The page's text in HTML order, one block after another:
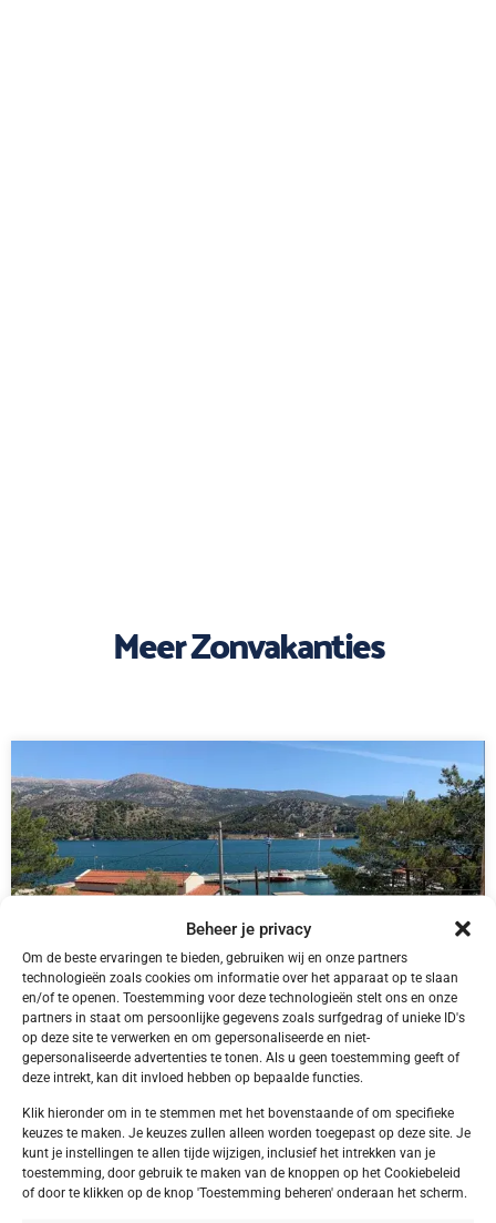
Beheer je privacy
Om de beste ervaringen te bieden, gebruiken wij en onze partners
technologieën zoals cookies om informatie over het apparaat op te slaan
en/of te openen. Toestemming voor deze technologieën stelt ons en onze
partners in staat om persoonlijke gegevens zoals surfgedrag of unieke ID's
op deze site te verwerken en om gepersonaliseerde en niet-
gepersonaliseerde advertenties te tonen. Als u geen toestemming geeft of
deze intrekt, kan dit invloed hebben op bepaalde functies.
Klik hieronder om in te stemmen met het bovenstaande of om specifieke
keuzes te maken. Je keuzes zullen alleen worden toegepast op deze site. Je
kunt je instellingen te allen tijde wijzigen, inclusief het intrekken van je
toestemming, door gebruik te maken van de knoppen op het Cookiebeleid
of door te klikken op de knop 'Toestemming beheren' onderaan het scherm.
Meer Zonvakanties
Griekenland,Kefalonia
Griekenland Kefalonia King Agamemnon
€ 100,00